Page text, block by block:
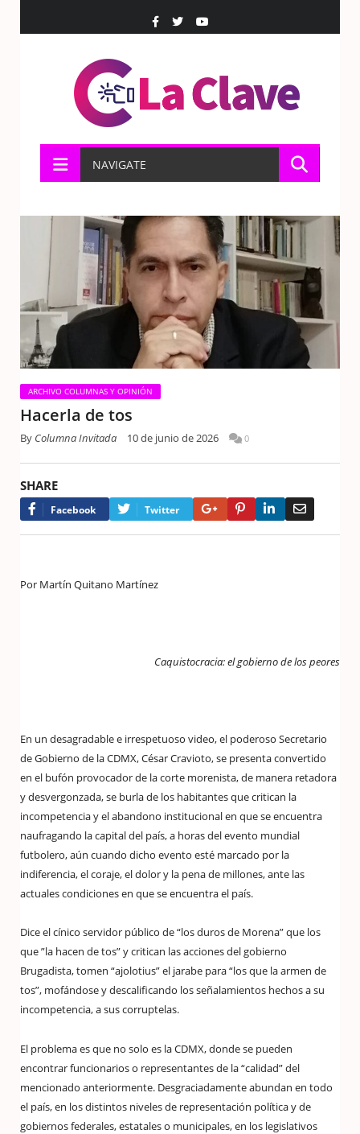
NAVIGATE
ARCHIVO COLUMNAS Y OPINIÓN
Hacerla de tos
By Columna Invitada 10 de junio de 2026 0
SHARE
Facebook Twitter Google+PinterestLinkedIn
Por Martín Quitano Martínez
Caquistocracia: el gobierno de los peores
En un desagradable e irrespetuoso video, el poderoso Secretario
de Gobierno de la CDMX, César Cravioto, se presenta convertido
en el bufón provocador de la corte morenista, de manera retadora
y desvergonzada, se burla de los habitantes que critican la
incompetencia y el abandono institucional en que se encuentra
naufragando la capital del país, a horas del evento mundial
futbolero, aún cuando dicho evento esté marcado por la
indiferencia, el coraje, el dolor y la pena de millones, ante las
actuales condiciones en que se encuentra el país.
Dice el cínico servidor público de “los duros de Morena” que los
que ”la hacen de tos” y critican las acciones del gobierno
Brugadista, tomen “ajolotius” el jarabe para “los que la armen de
tos”, mofándose y descalificando los señalamientos hechos a su
incompetencia, a sus corruptelas.
El problema es que no solo es la CDMX, donde se pueden
encontrar funcionarios o representantes de la “calidad” del
mencionado anteriormente. Desgraciadamente abundan en todo
el país, en los distintos niveles de representación política y de
gobiernos federales, estatales o municipales, en los legislativos